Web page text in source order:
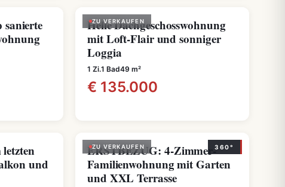
sanierte
ZU VERKAUFEN
Helle Dachgeschosswohnung
mit Loft-Flair und sonniger
Loggia
1 Zi.1 Bad49 m²
€ 135.000
und
ZU VERKAUFEN 360°
ERSTBEZUG: 4-Zimmer-
Familienwohnung mit Garten
und XXL Terrasse